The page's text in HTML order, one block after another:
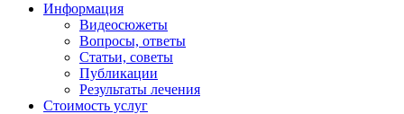
Информация
Видеосюжеты
Вопросы, ответы
Статьи, советы
Публикации
Результаты лечения
Стоимость услуг